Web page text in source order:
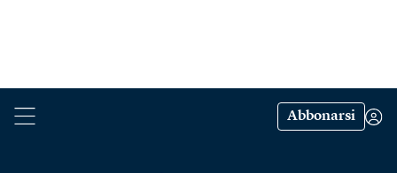
Abbonarsi